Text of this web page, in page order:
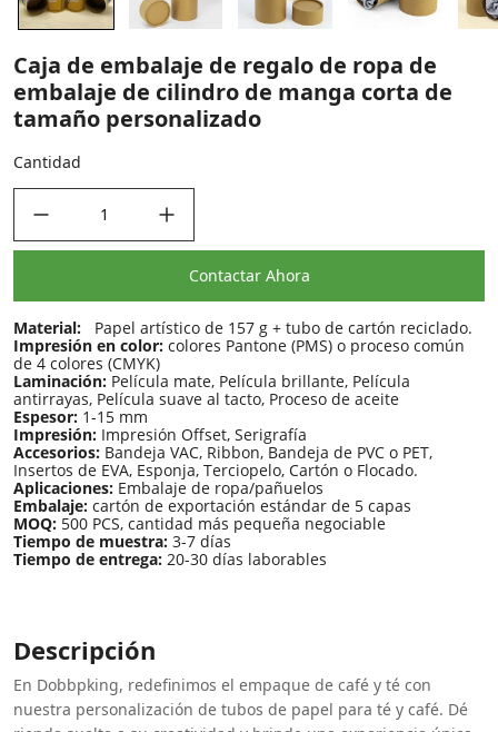
Caja de embalaje de regalo de ropa de
embalaje de cilindro de manga corta de
tamaño personalizado
Cantidad
Contactar Ahora
Material:
Papel artístico de 157 g + tubo de cartón reciclado.
Impresión en color: colores Pantone (PMS) o proceso común
de 4 colores (CMYK)
Laminación: Película mate, Película brillante, Película
antirrayas, Película suave al tacto, Proceso de aceite
Espesor: 1-15 mm
Impresión: Impresión Offset, Serigrafía
Accesorios: Bandeja VAC, Ribbon, Bandeja de PVC o PET,
Insertos de EVA, Esponja, Terciopelo, Cartón o Flocado.
Aplicaciones: Embalaje de ropa/pañuelos
Embalaje: cartón de exportación estándar de 5 capas
MOQ: 500 PCS, cantidad más pequeña negociable
Tiempo de muestra: 3-7 días
Tiempo de entrega: 20-30 días laborables
Descripción
En Dobbpking, redefinimos el empaque de café y té con
nuestra personalización de tubos de papel para té y café. Dé